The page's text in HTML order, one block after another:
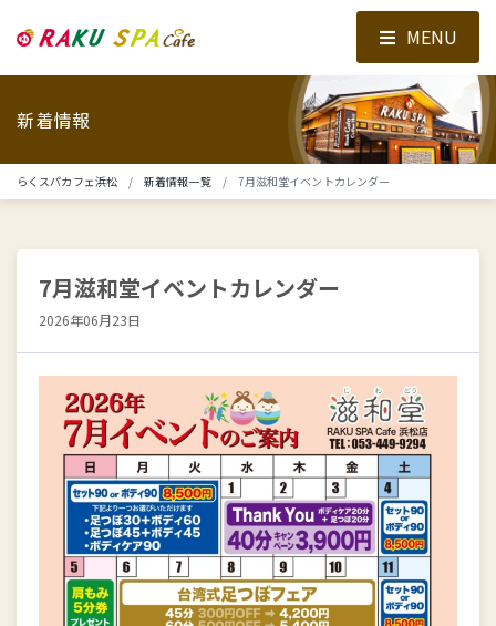
新着情報
らくスパカフェ浜松 新着情報一覧 7月滋和堂イベントカレンダー
7月滋和堂イベントカレンダー
2026年06月23日
MENU